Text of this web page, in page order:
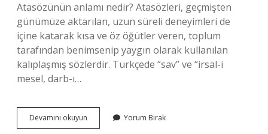
Atasözünün anlamı nedir? Atasözleri, geçmişten
günümüze aktarılan, uzun süreli deneyimleri de
içine katarak kısa ve öz öğütler veren, toplum
tarafından benimsenip yaygın olarak kullanılan
kalıplaşmış sözlerdir. Türkçede “sav” ve “irsal-i
mesel, darb-ı…
Devamını okuyun
Atasözünün
Yorum Bırak